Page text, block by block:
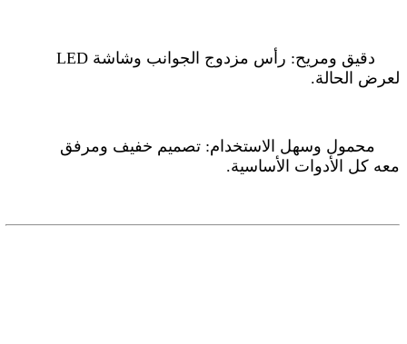
دقيق ومريح: رأس مزدوج الجوانب وشاشة
لعرض الحالة.
محمول وسهل الاستخدام: تصميم خفيف ومرفق
معه كل الأدوات الأساسية.